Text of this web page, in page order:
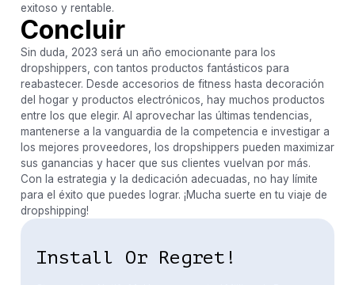
exitoso y rentable.
Concluir
Sin duda, 2023 será un año emocionante para los
dropshippers, con tantos productos fantásticos para
reabastecer. Desde accesorios de fitness hasta decoración
del hogar y productos electrónicos, hay muchos productos
entre los que elegir. Al aprovechar las últimas tendencias,
mantenerse a la vanguardia de la competencia e investigar a
los mejores proveedores, los dropshippers pueden maximizar
sus ganancias y hacer que sus clientes vuelvan por más.
Con la estrategia y la dedicación adecuadas, no hay límite
para el éxito que puedes lograr. ¡Mucha suerte en tu viaje de
dropshipping!
Install Or Regret!